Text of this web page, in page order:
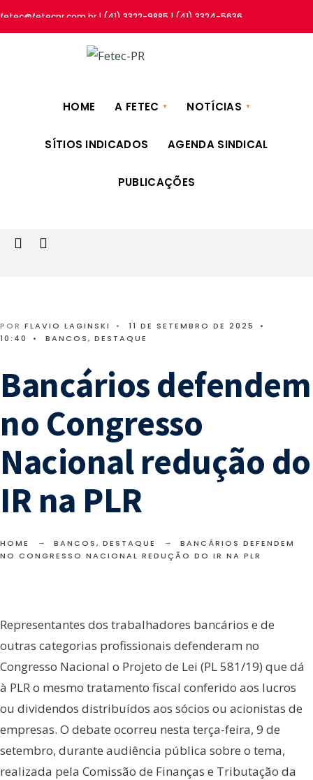
fetec@fetecpr.com.br | (41) 3322-9885 | (41) 3324-5636
HOME A FETEC NOTÍCIAS
SÍTIOS INDICADOS AGENDA SINDICAL
PUBLICAÇÕES
POR FLAVIO LAGINSKI • 11 DE SETEMBRO DE 2025
•
10:40
• BANCOS, DESTAQUE
Bancários defendem
no Congresso
Nacional redução do
IR na PLR
HOME BANCOS, DESTAQUE
BANCÁRIOS DEFENDEM
NO CONGRESSO NACIONAL REDUÇÃO DO IR NA PLR
Representantes dos trabalhadores bancários e de
outras categorias profissionais defenderam no
Congresso Nacional o Projeto de Lei (PL 581/19) que dá
à PLR o mesmo tratamento fiscal conferido aos lucros
ou dividendos distribuídos aos sócios ou acionistas de
empresas. O debate ocorreu nesta terça-feira, 9 de
setembro, durante audiência pública sobre o tema,
realizada pela Comissão de Finanças e Tributação da